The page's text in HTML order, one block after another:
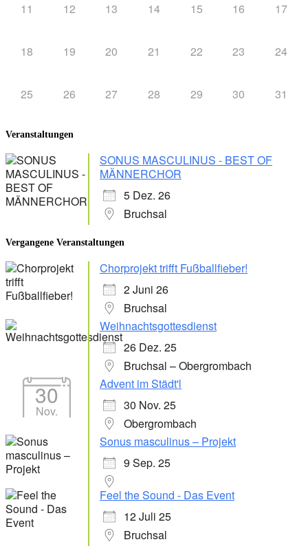
11 12 13 14 15 16 17
18 19 20 21 22 23 24
25 26 27 28 29 30 31
Veranstaltungen
SONUS MASCULINUS - BEST OF
MÄNNERCHOR
5 Dez. 26
Bruchsal
Vergangene Veranstaltungen
Chorprojekt trifft Fußballfieber!
2 Juni 26
Bruchsal
Weihnachtsgottesdienst
26 Dez. 25
Bruchsal – Obergrombach
30
Nov.
Advent im Städt'l
30 Nov. 25
Obergrombach
Sonus masculinus – Projekt
9 Sep. 25
Feel the Sound - Das Event
12 Juli 25
Bruchsal